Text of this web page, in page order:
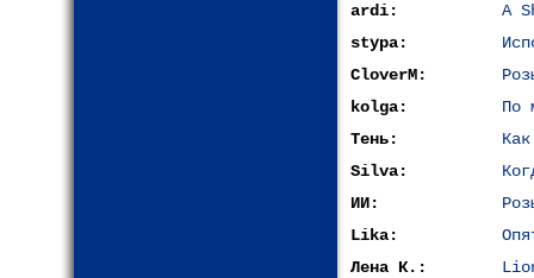
ardi:
A
stypa:
CloverM:
kolga:
По
Тень:
Silva:
ИИ:
Lika:
Лена К.: